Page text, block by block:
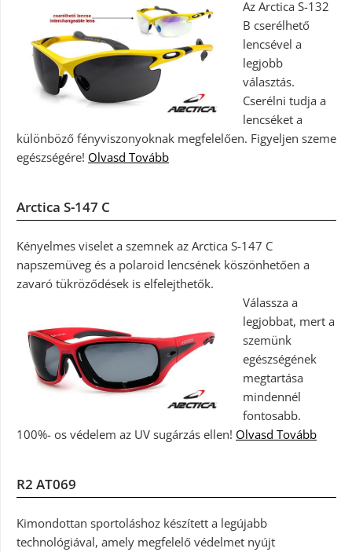
Az Arctica S-132
B cserélhető
lencsével a
legjobb
választás.
Cserélni tudja a
lencséket a
különböző fényviszonyoknak megfelelően. Figyeljen szeme
egészségére! Olvasd Tovább
Arctica S-147 C
Kényelmes viselet a szemnek az Arctica S-147 C
napszemüveg és a polaroid lencsének köszönhetően a
zavaró tükröződések is elfelejthetők.
Válassza a
legjobbat, mert a
szemünk
egészségének
megtartása
mindennél
fontosabb.
100%- os védelem az UV sugárzás ellen! Olvasd Tovább
R2 AT069
Kimondottan sportoláshoz készített a legújabb
technológiával, amely megfelelő védelmet nyújt